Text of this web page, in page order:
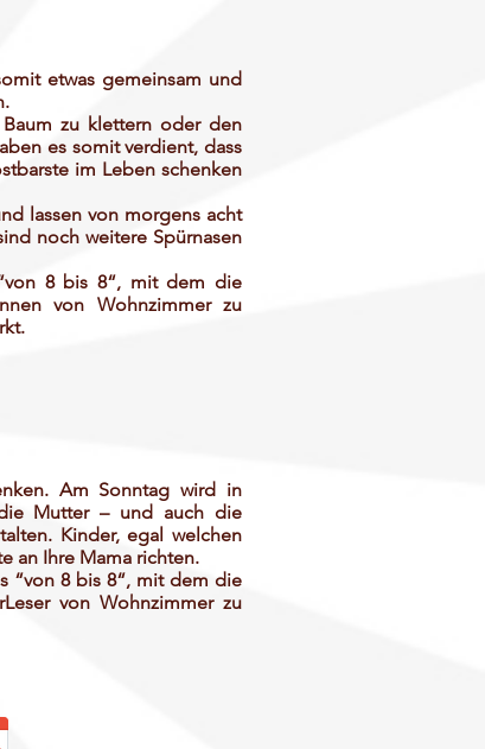
etwas gemeinsam und
zu klettern oder den
es somit verdient, dass
im Leben schenken
lassen von morgens acht
noch weitere Spürnasen
8 bis 8“, mit dem die
von Wohnzimmer zu
Am Sonntag wird in
Mutter – und auch die
Kinder, egal welchen
an Ihre Mama richten.
“von 8 bis 8“, mit dem die
von Wohnzimmer zu